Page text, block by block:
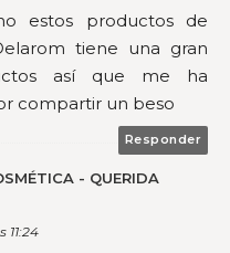
estos productos de
tiene una gran
así que me ha
compartir un beso
Responder
- QUERIDA
11:24